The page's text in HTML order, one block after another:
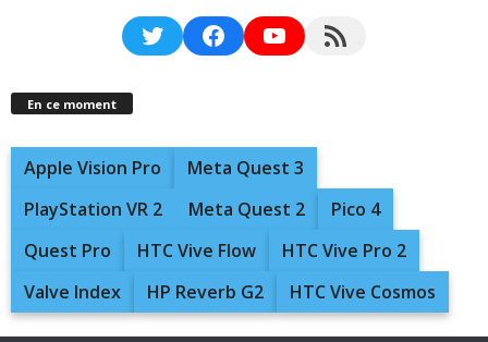
TwitterFacebookYouTubeRSS Feed
En ce moment
Apple Vision Pro
Meta Quest 3
PlayStation VR 2
Meta Quest 2
Pico 4
Quest Pro
HTC Vive Flow
HTC Vive Pro 2
Valve Index
HP Reverb G2 HTC Vive Cosmos